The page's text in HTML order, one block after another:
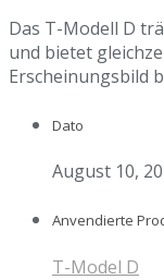
Das T-Modell D
und bietet
Erscheinungsbild
Dato
August 10,
Anvendierte
T-Model D